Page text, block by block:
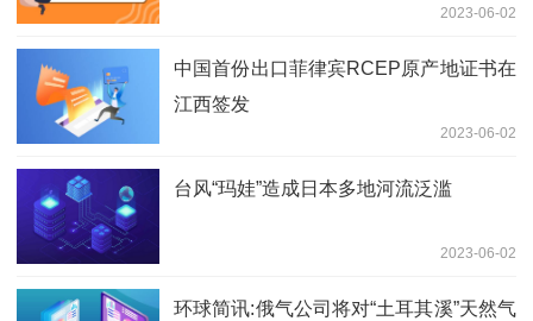
2023-06-02
中国首份出口菲律宾RCEP原产地证书在
江西签发
2023-06-02
台风“玛娃”造成日本多地河流泛滥
2023-06-02
环球简讯:俄气公司将对“土耳其溪”天然气